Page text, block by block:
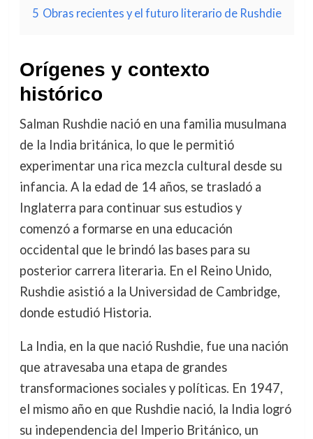
5 Obras recientes y el futuro literario de Rushdie
Orígenes y contexto
histórico
Salman Rushdie nació en una familia musulmana
de la India británica, lo que le permitió
experimentar una rica mezcla cultural desde su
infancia. A la edad de 14 años, se trasladó a
Inglaterra para continuar sus estudios y
comenzó a formarse en una educación
occidental que le brindó las bases para su
posterior carrera literaria. En el Reino Unido,
Rushdie asistió a la Universidad de Cambridge,
donde estudió Historia.
La India, en la que nació Rushdie, fue una nación
que atravesaba una etapa de grandes
transformaciones sociales y políticas. En 1947,
el mismo año en que Rushdie nació, la India logró
su independencia del Imperio Británico, un